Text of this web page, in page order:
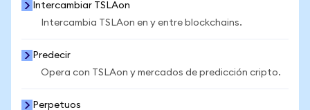
Intercambiar TSLAon
Intercambia TSLAon en y entre blockchains.
Predecir
Opera con TSLAon y mercados de predicción cripto.
Perpetuos